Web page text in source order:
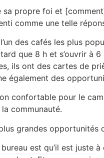
propre foi et
comme une telle
des cafés les plus
que 8 h et s’ouvrir à
ils ont des cartes de
également des
confortable pour le
communauté.
grandes
bureau est qu’il est